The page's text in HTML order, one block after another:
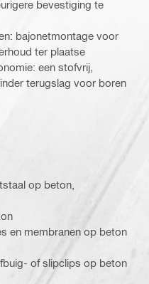
bevestiging te
bajonetmontage voor
ter plaatse
een stofvrij,
terugslag voor boren
op beton,
en membranen op beton
of slipclips op beton